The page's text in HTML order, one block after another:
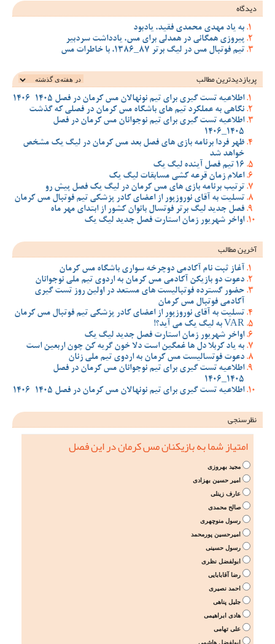
دیدگاه
به یاد مهدی محمدی فقید، یادبود
پیروزی همگانی در همدلی برای مس، یادداشت سردبیر
تیم فوتبال مس در لیگ برتر 87_1386، با خاطرات مس
پربازدیدترین‌ مطالب
اطلاعیه تست گیری برای تیم نونهالان مس کرمان در فصل 1405-1406
نگاهی به عملکرد تیم های باشگاه مس کرمان در فصلی که گذشت
اطلاعیه تست گیری برای تیم نوجوانان مس کرمان در فصل
1405_1406
ظهر فردا برنامه بازی های فصل بعد مس کرمان در لیگ یک مشخص
خواهد شد
16 تیم فصل آینده لیگ یک
اعلام زمان قرعه کشی مسابقات لیگ یک
ترتیب برنامه بازی های مس کرمان در لیگ یک فصل پیش رو
تسلیت به آقای نوروزپور از اعضای کادر پزشکی تیم فوتبال مس کرمان
فصل جدید لیگ برتر فوتسال بانوان کشور از ابتدای مهر ماه
اواخر شهریور زمان استارت فصل جدید لیگ یک
آخرین مطالب
آغاز ثبت نام آکادمی دوچرخه سواری باشگاه مس کرمان
دعوت دو بازیکن آکادمی مس کرمان به اردوی تیم ملی نوجوانان
حضور گسترده فوتبالیست های مستعد در اولین روز تست گیری
آکادمی فوتبال مس کرمان
تسلیت به آقای نوروزپور از اعضای کادر پزشکی تیم فوتبال مس کرمان
VAR به لیگ یک می آید؟!
اواخر شهریور زمان استارت فصل جدید لیگ یک
به یاد کربلا دل ها غمگین است دلا خون گریه کن چون اربعین است
دعوت فوتسالیست مس کرمان به اردوی تیم ملی زنان
اطلاعیه تست گیری برای تیم نوجوانان مس کرمان در فصل
1405_1406
اطلاعیه تست گیری برای تیم نونهالان مس کرمان در فصل 1405-1406
نظرسنجی
امتیاز شما به بازیکنان مس کرمان در این فصل
مجید بهروزی
امیر حسین بهزادی
عارف زینلی
صالح محمدی
رسول منوچهری
امیرحسین پورمحمد
رسول حسینی
ابولفضل نظری
رضا آقابابایی
احمد نصیری
جلیل پناهی
هادی ابراهیمی
علی تهامی
ابولفضل هاشمی